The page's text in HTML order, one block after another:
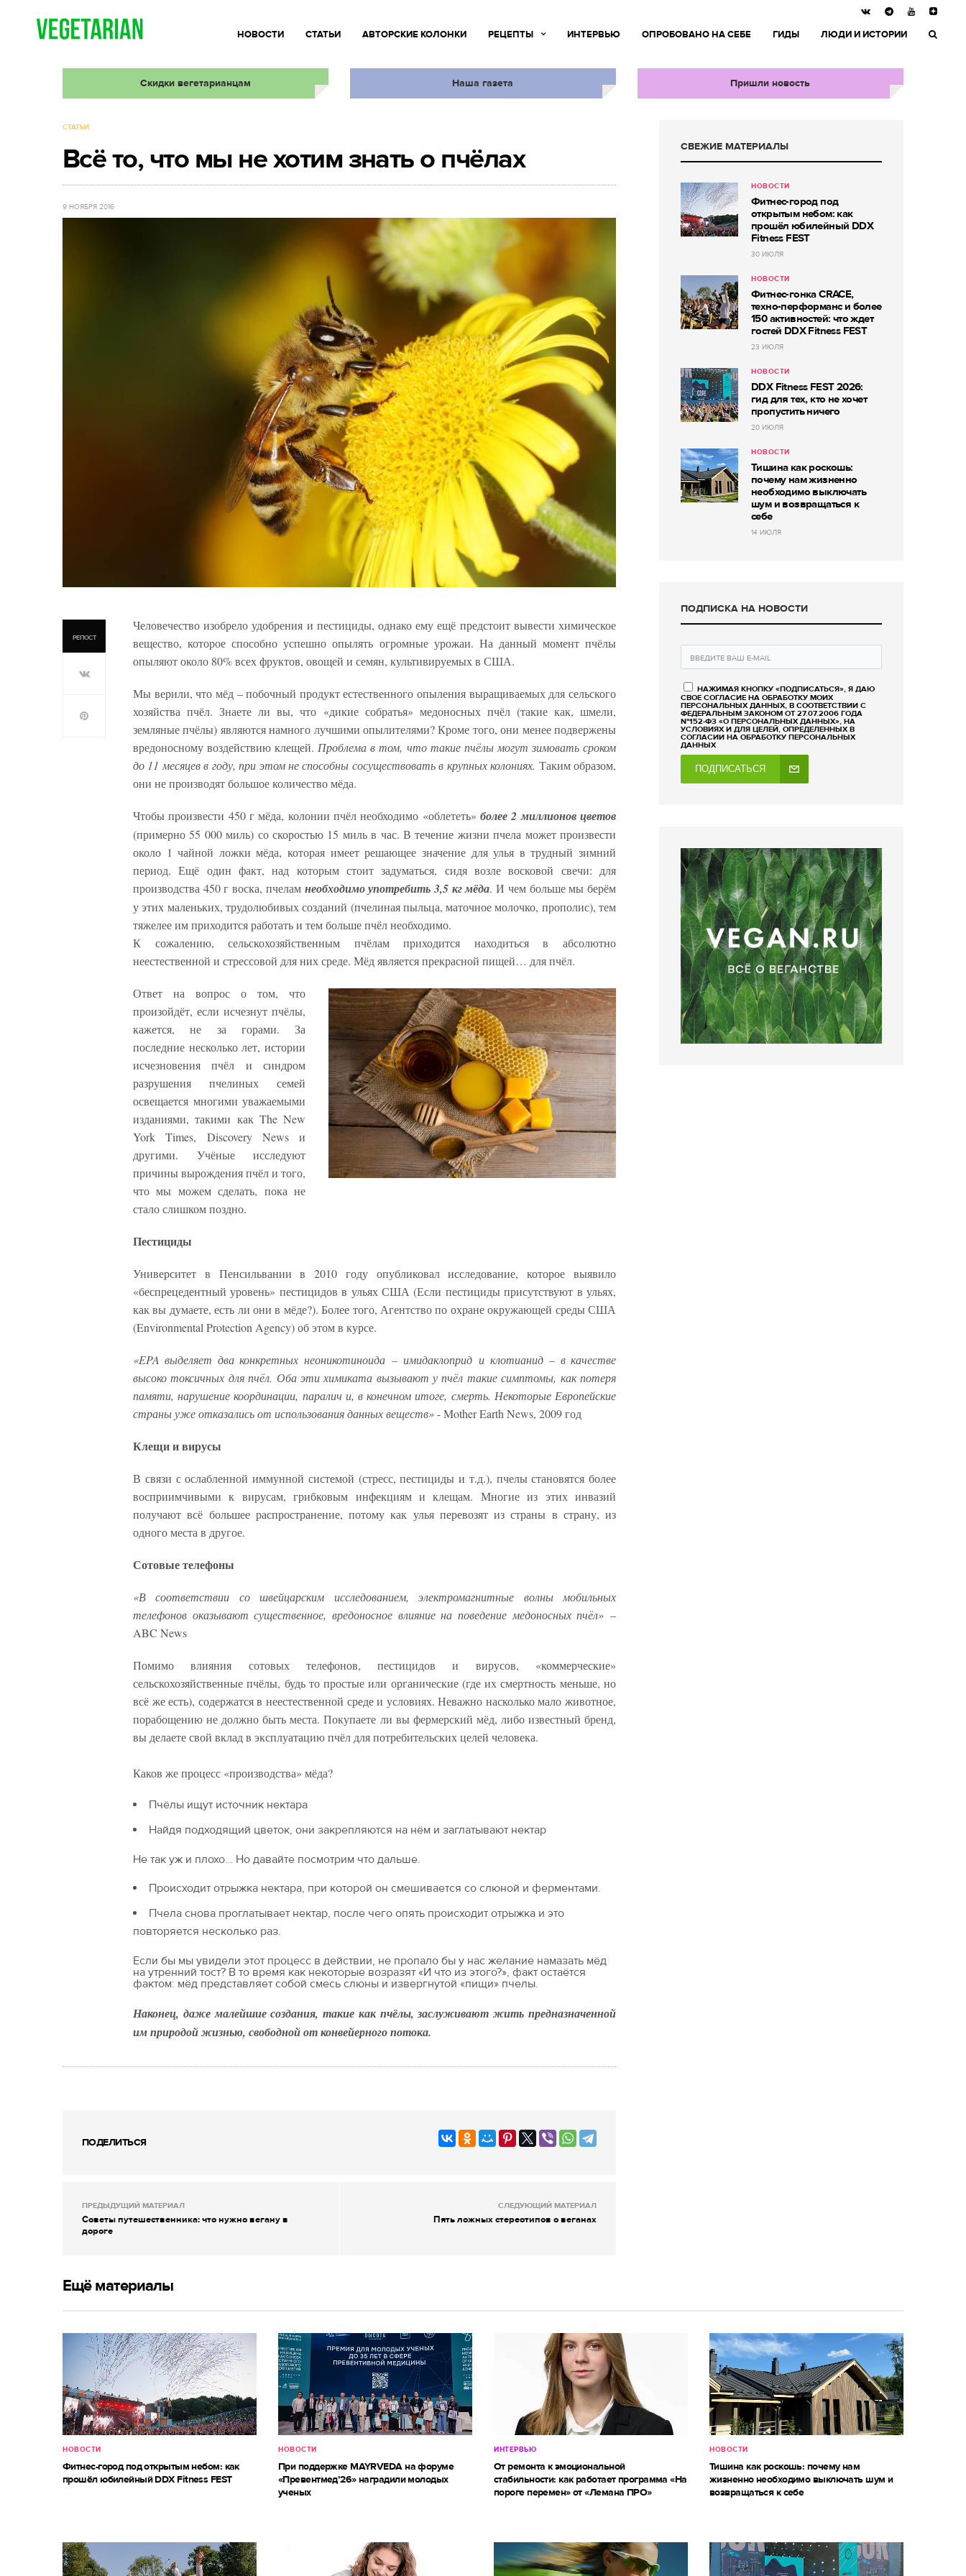
НОВОСТИ СТАТЬИ АВТОРСКИЕ КОЛОНКИ РЕЦЕПТЫ ИНТЕРВЬЮ ОПРОБОВАНО НА СЕБЕ ГИДЫ ЛЮДИ И ИСТОРИИ
Скидки вегетарианцам Наша газета Пришли новость
СТАТЬИ
Всё то, что мы не хотим знать о пчёлах
9 НОЯБРЯ 2016
РЕПОСТ
Человечество изобрело удобрения и пестициды, однако ему ещё предстоит вывести химическое
вещество, которое способно успешно опылять огромные урожаи. На данный момент пчёлы
опыляют около 80% всех фруктов, овощей и семян, культивируемых в США.
Мы верили, что мёд – побочный продукт естественного опыления выращиваемых для сельского
хозяйства пчёл. Знаете ли вы, что «дикие собратья» медоносных пчёл (такие как, шмели,
земляные пчёлы) являются намного лучшими опылителями? Кроме того, они менее подвержены
вредоносному воздействию клещей. Проблема в том, что такие пчёлы могут зимовать сроком
до 11 месяцев в году, при этом не способны сосуществовать в крупных колониях. Таким образом,
они не производят большое количество мёда.
Чтобы произвести 450 г мёда, колонии пчёл необходимо «облететь» более 2 миллионов цветов
(примерно 55 000 миль) со скоростью 15 миль в час. В течение жизни пчела может произвести
около 1 чайной ложки мёда, которая имеет решающее значение для улья в трудный зимний
период. Ещё один факт, над которым стоит задуматься, сидя возле восковой свечи: для
производства 450 г воска, пчелам необходимо употребить 3,5 кг мёда. И чем больше мы берём
у этих маленьких, трудолюбивых созданий (пчелиная пыльца, маточное молочко, прополис), тем
тяжелее им приходится работать и тем больше пчёл необходимо.
К сожалению, сельскохозяйственным пчёлам приходится находиться в абсолютно
неестественной и стрессовой для них среде. Мёд является прекрасной пищей… для пчёл.
Ответ на вопрос о том, что
произойдёт, если исчезнут пчёлы,
кажется, не за горами. За
последние несколько лет, истории
исчезновения пчёл и синдром
разрушения пчелиных семей
освещается многими уважаемыми
изданиями, такими как The New
York Times, Discovery News и
другими. Учёные исследуют
причины вырождения пчёл и того,
что мы можем сделать, пока не
стало слишком поздно.
Пестициды
Университет в Пенсильвании в 2010 году опубликовал исследование, которое выявило
«беспрецедентный уровень» пестицидов в ульях США (Если пестициды присутствуют в ульях,
как вы думаете, есть ли они в мёде?). Более того, Агентство по охране окружающей среды США
(Environmental Protection Agency) об этом в курсе.
«EPA выделяет два конкретных неоникотиноида – имидаклоприд и клотианид – в качестве
высоко токсичных для пчёл. Оба эти химиката вызывают у пчёл такие симптомы, как потеря
памяти, нарушение координации, паралич и, в конечном итоге, смерть. Некоторые Европейские
страны уже отказались от использования данных веществ»- Mother Earth News, 2009 год
Клещи и вирусы
В связи с ослабленной иммунной системой (стресс, пестициды и т.д.), пчелы становятся более
восприимчивыми к вирусам, грибковым инфекциям и клещам. Многие из этих инвазий
получают всё большее распространение, потому как улья перевозят из страны в страну, из
одного места в другое.
Сотовые телефоны
«В соответствии со швейцарским исследованием, электромагнитные волны мобильных
телефонов оказывают существенное, вредоносное влияние на поведение медоносных пчёл» –
ABC News
Помимо влияния сотовых телефонов, пестицидов и вирусов, «коммерческие»
сельскохозяйственные пчёлы, будь то простые или органические (где их смертность меньше, но
всё же есть), содержатся в неестественной среде и условиях. Неважно насколько мало животное,
порабощению не должно быть места. Покупаете ли вы фермерский мёд, либо известный бренд,
вы делаете свой вклад в эксплуатацию пчёл для потребительских целей человека.
Каков же процесс «производства» мёда?
Пчёлы ищут источник нектара
Найдя подходящий цветок, они закрепляются на нём и заглатывают нектар
Не так уж и плохо… Но давайте посмотрим что дальше.
Происходит отрыжка нектара, при которой он смешивается со слюной и ферментами.
Пчела снова проглатывает нектар, после чего опять происходит отрыжка и это
повторяется несколько раз.
Если бы мы увидели этот процесс в действии, не пропало бы у нас желание намазать мёд
на утренний тост? В то время как некоторые возразят «И что из этого?», факт остаётся
фактом: мёд представляет собой смесь слюны и извергнутой «пищи» пчелы.
Наконец, даже малейшие создания, такие как пчёлы, заслуживают жить предназначенной
им природой жизнью, свободной от конвейерного потока.
ПОДЕЛИТЬСЯ
ПРЕДЫДУЩИЙ МАТЕРИАЛ
Советы путешественника: что нужно вегану в
дороге
СЛЕДУЮЩИЙ МАТЕРИАЛ
Пять ложных стереотипов о веганах
СВЕЖИЕ МАТЕРИАЛЫ
НОВОСТИ
Фитнес-город под
открытым небом: как
прошёл юбилейный DDX
Fitness FEST
30 ИЮЛЯ
НОВОСТИ
Фитнес-гонка CRACE,
техно-перформанс и более
150 активностей: что ждет
гостей DDX Fitness FEST
23 ИЮЛЯ
НОВОСТИ
DDX Fitness FEST 2026:
гид для тех, кто не хочет
пропустить ничего
20 ИЮЛЯ
НОВОСТИ
Тишина как роскошь:
почему нам жизненно
необходимо выключать
шум и возвращаться к
себе
14 ИЮЛЯ
ПОДПИСКА НА НОВОСТИ
НАЖИМАЯ КНОПКУ «ПОДПИСАТЬСЯ», Я ДАЮ
СВОЕ СОГЛАСИЕ НА ОБРАБОТКУ МОИХ
ПЕРСОНАЛЬНЫХ ДАННЫХ, В СООТВЕТСТВИИ С
ФЕДЕРАЛЬНЫМ ЗАКОНОМ ОТ 27.07.2006 ГОДА
№152-ФЗ «О ПЕРСОНАЛЬНЫХ ДАННЫХ», НА
УСЛОВИЯХ И ДЛЯ ЦЕЛЕЙ, ОПРЕДЕЛЕННЫХ В
СОГЛАСИИ НА ОБРАБОТКУ ПЕРСОНАЛЬНЫХ
ДАННЫХ
ПОДПИСАТЬСЯ
Ещё материалы
НОВОСТИ
Фитнес-город под открытым небом: как
прошёл юбилейный DDX Fitness FEST
НОВОСТИ
При поддержке MAYRVEDA на форуме
«Превентмед’26» наградили молодых
ученых
ИНТЕРВЬЮ
От ремонта к эмоциональной
стабильности: как работает программа «На
пороге перемен» от «Лемана ПРО»
НОВОСТИ
Тишина как роскошь: почему нам
жизненно необходимо выключать шум и
возвращаться к себе